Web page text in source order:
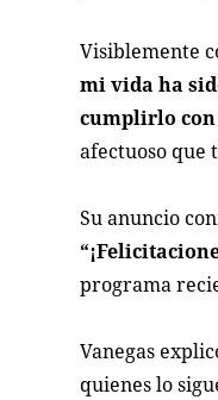
Visiblemente
mi vida ha
cumplirlo con
afectuoso que
Su anuncio
programa
Vanegas
quienes lo